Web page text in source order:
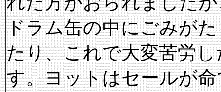
ドラム缶の中にごみが
たり、これで大変苦労
す。ヨットはセールが